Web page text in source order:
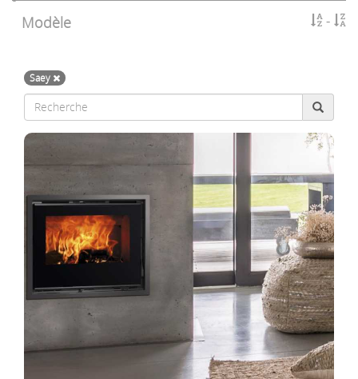
Modèle
Saey